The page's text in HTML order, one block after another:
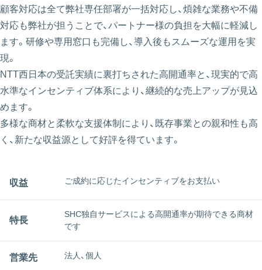
顧客対応は全て弊社専任部署が一括対応し、煩雑な業務や不備
対応も弊社が担うことで、パートナー様の負担を大幅に軽減し
ます。研修や専用窓口も完備し、導入後もスムーズな運用を実
現。
NTT西日本の受託実績に裏打ちされた高開通率と、現実的で高
水準なインセンティブ体系により、継続的な売上アップが見込
めます。
多様な商材と柔軟な支援体制により、既存事業との親和性も高
く、新たな収益源として好評を得ています。
収益 ご成約に応じたインセンティブをお支払い
特長
SHC独自サービスによる高開通率が期待できる商材
です
営業先 法人、個人